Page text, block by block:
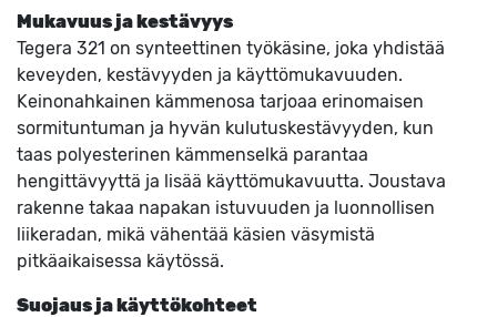
Mukavuus ja kestävyys
Tegera 321 on synteettinen työkäsine, joka yhdistää
keveyden, kestävyyden ja käyttömukavuuden.
Keinonahkainen kämmenosa tarjoaa erinomaisen
sormituntuman ja hyvän kulutuskestävyyden, kun
taas polyesterinen kämmenselkä parantaa
hengittävyyttä ja lisää käyttömukavuutta. Joustava
rakenne takaa napakan istuvuuden ja luonnollisen
liikeradan, mikä vähentää käsien väsymistä
pitkäaikaisessa käytössä.
Suojaus ja käyttökohteet